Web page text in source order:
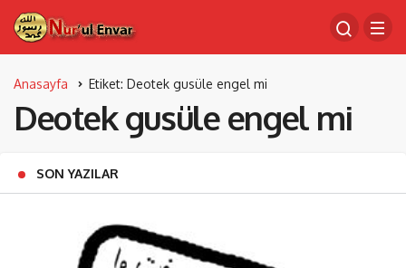
Anasayfa Etiket: Deotek gusüle engel mi
Deotek gusüle engel mi
SON YAZILAR